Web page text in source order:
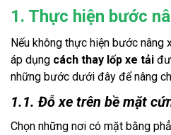
1. Thực hiện bước
Nếu không thực hiện bước nâng
áp dụng cách thay lốp xe tải
những bước dưới đây để nâng
1.1. Đỗ xe trên bề mặt
Chọn những nơi có mặt bằng